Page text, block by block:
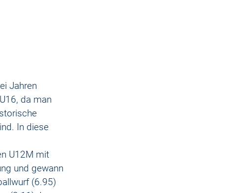
Jahren
da man
In diese
U12M mit
und gewann
(6.95)